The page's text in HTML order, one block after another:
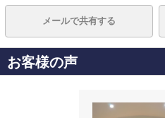
メールで共有する
お客様の声